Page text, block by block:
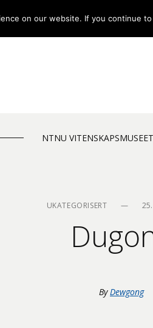
NTNU
UKATEGORISERT —
By Dewgong
on our website. If you continue